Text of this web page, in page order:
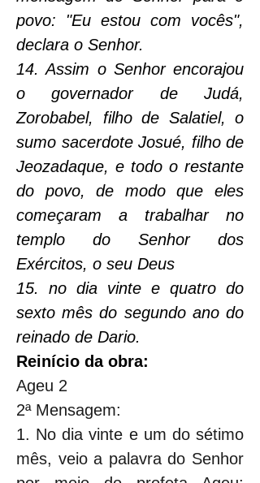
povo: "Eu estou com vocês",
declara o Senhor.
14. Assim o Senhor encorajou
o governador de Judá,
Zorobabel, filho de Salatiel, o
sumo sacerdote Josué, filho de
Jeozadaque, e todo o restante
do povo, de modo que eles
começaram a trabalhar no
templo do Senhor dos
Exércitos, o seu Deus
15. no dia vinte e quatro do
sexto mês do segundo ano do
reinado de Dario.
Reinício da obra:
Ageu 2
2ª Mensagem:
1. No dia vinte e um do sétimo
mês, veio a palavra do Senhor